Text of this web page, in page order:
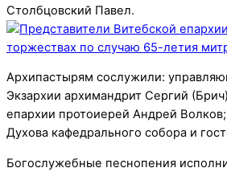
Столбцовский Павел.
Архипастырям сослужили:
Экзархии архимандрит Сергий
епархии протоиерей Андрей
Духова кафедрального собора и
Богослужебные песнопения